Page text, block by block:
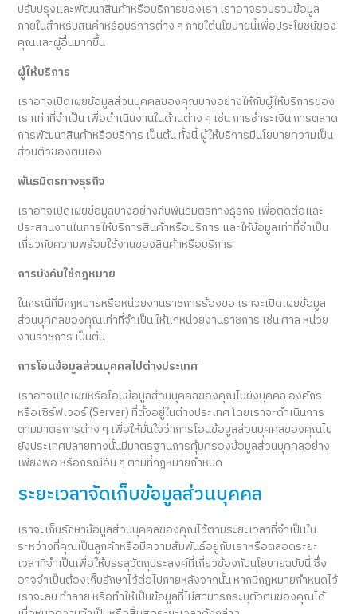
ปรับปรุงและพัฒนาสินค้าหรือบริการของเรา เราอาจรวบรวมข้อมูล
ภายในสำหรับสินค้าหรือบริการต่าง ๆ ภายใต้นโยบายนี้เพื่อประโยชน์ของ
คุณและผู้อื่นมากขึ้น
ผู้ให้บริการ
เราอาจเปิดเผยข้อมูลส่วนบุคคลของคุณบางอย่างให้กับผู้ให้บริการของ
เราเท่าที่จำเป็น เพื่อดำเนินงานในด้านต่าง ๆ เช่น การชำระเงิน การตลาด
การพัฒนาสินค้าหรือบริการ เป็นต้น ทั้งนี้ ผู้ให้บริการมีนโยบายความเป็น
ส่วนตัวของตนเอง
พันธมิตรทางธุรกิจ
เราอาจเปิดเผยข้อมูลบางอย่างกับพันธมิตรทางธุรกิจ เพื่อติดต่อและ
ประสานงานในการให้บริการสินค้าหรือบริการ และให้ข้อมูลเท่าที่จำเป็น
เกี่ยวกับความพร้อมใช้งานของสินค้าหรือบริการ
การบังคับใช้กฎหมาย
ในกรณีที่มีกฎหมายหรือหน่วยงานราชการร้องขอ เราจะเปิดเผยข้อมูล
ส่วนบุคคลของคุณเท่าที่จำเป็น ให้แก่หน่วยงานราชการ เช่น ศาล หน่วย
งานราชการ เป็นต้น
การโอนข้อมูลส่วนบุคคลไปต่างประเทศ
เราอาจเปิดเผยหรือโอนข้อมูลส่วนบุคคลของคุณไปยังบุคคล องค์กร
หรือเซิร์ฟเวอร์ (Server) ที่ตั้งอยู่ในต่างประเทศ โดยเราจะดำเนินการ
ตามมาตรการต่าง ๆ เพื่อให้มั่นใจว่าการโอนข้อมูลส่วนบุคคลของคุณไป
ยังประเทศปลายทางนั้นมีมาตรฐานการคุ้มครองข้อมูลส่วนบุคคลอย่าง
เพียงพอ หรือกรณีอื่น ๆ ตามที่กฎหมายกำหนด
ระยะเวลาจัดเก็บข้อมูลส่วนบุคคล
เราจะเก็บรักษาข้อมูลส่วนบุคคลของคุณไว้ตามระยะเวลาที่จำเป็นใน
ระหว่างที่คุณเป็นลูกค้าหรือมีความสัมพันธ์อยู่กับเราหรือตลอดระยะ
เวลาที่จำเป็นเพื่อให้บรรลุวัตถุประสงค์ที่เกี่ยวข้องกับนโยบายฉบับนี้ ซึ่ง
อาจจำเป็นต้องเก็บรักษาไว้ต่อไปภายหลังจากนั้น หากมีกฎหมายกำหนดไว้
เราจะลบ ทำลาย หรือทำให้เป็นข้อมูลที่ไม่สามารถระบุตัวตนของคุณได้